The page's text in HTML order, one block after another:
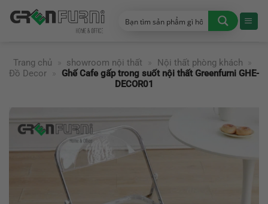
đến
Trang chủ
» showroom nội thất » Nội thất phòng khách
»
Đồ Decor
»
Ghế Cafe gấp trong suốt nội thất Greenfurni GHE-
DECOR01